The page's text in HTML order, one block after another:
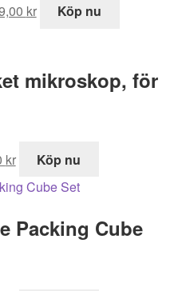
kr
nuvarande
3
Köp nu
mikroskop, för
kr
nuvarande
priset
224,10 kr.
Köp nu
Packing Cube